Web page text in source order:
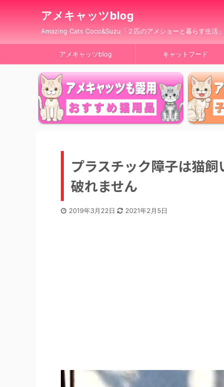
アメキャッツblog
Amazing Cats Coco&Suzu「２匹のアメショーと暮らす生活」
アメキャッツblog キャットフード
プラスチック障子は猫
破れません
2019年3月22日 2021年2月5日